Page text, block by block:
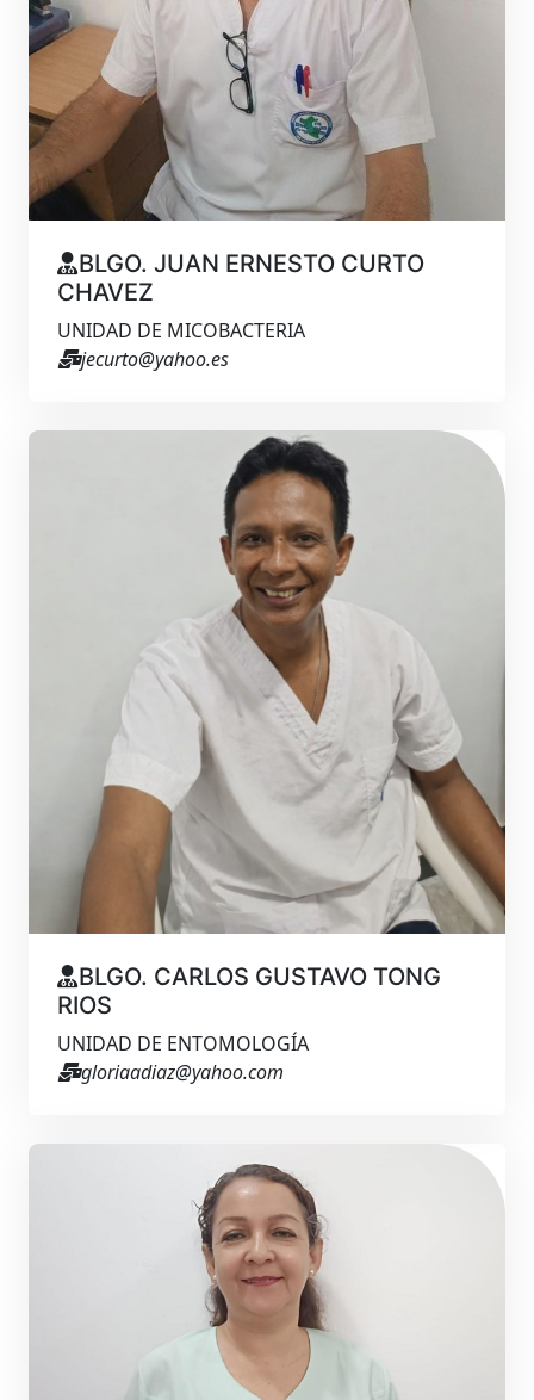
BLGO. JUAN ERNESTO CURTO
CHAVEZ
UNIDAD DE MICOBACTERIA
jecurto@yahoo.es
BLGO. CARLOS GUSTAVO TONG
RIOS
UNIDAD DE ENTOMOLOGÍA
gloriaadiaz@yahoo.com